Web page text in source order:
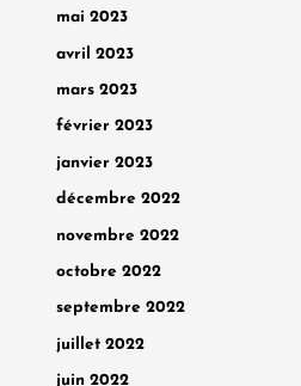
mai 2023
avril 2023
mars 2023
février 2023
janvier 2023
décembre 2022
novembre 2022
octobre 2022
septembre 2022
juillet 2022
juin 2022